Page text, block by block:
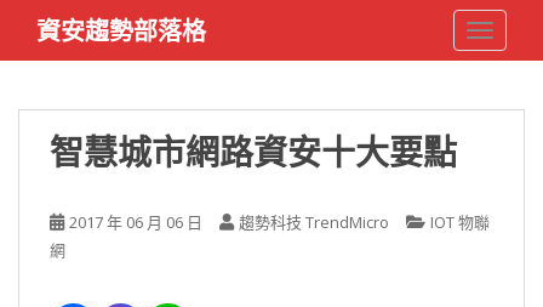
i
資安趨勢部落格
智慧城市網路資安十大要點
2017 年 06 月 06 日 趨勢科技 TrendMicro
IOT 物聯
網